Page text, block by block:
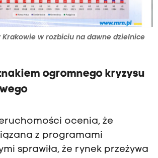
w rozbiciu na dawne dzielnice
ogromnego kryzysu
ocenia, że
z programami
sprawiła, że rynek przeżywa